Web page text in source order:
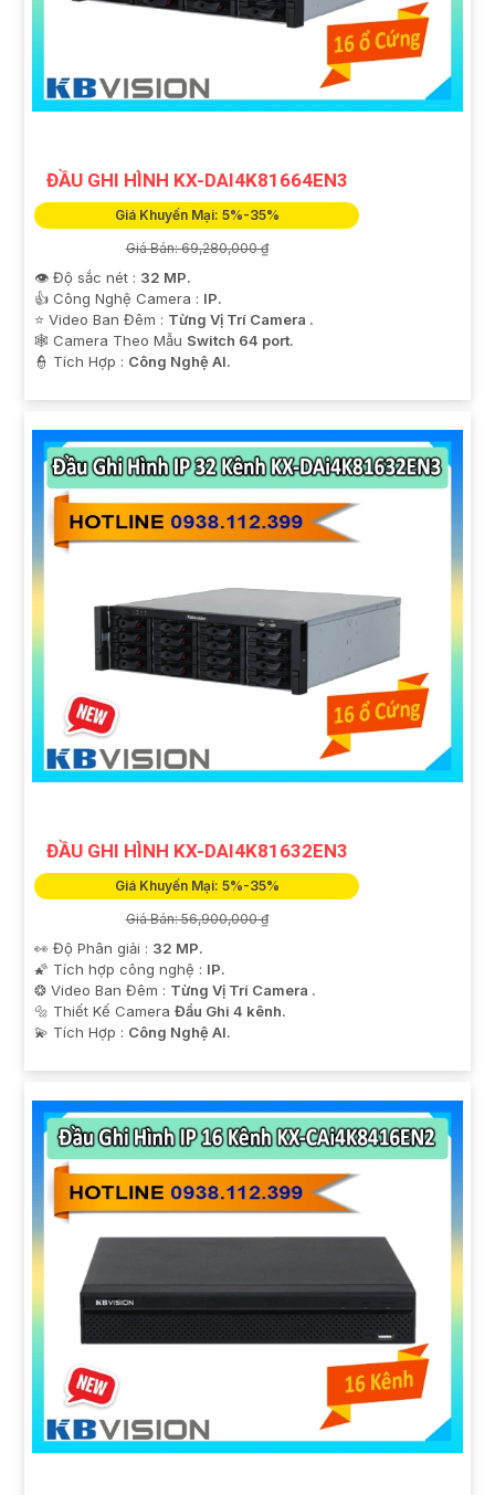
ĐẦU GHI HÌNH KX-DAI4K81664EN3
Giá Khuyến Mại: 5%-35%
Giá Bán: 69,280,000 ₫
👁 Độ sắc nét : 32 MP.
👍 Công Nghệ Camera : IP.
⭐ Video Ban Đêm : Từng Vị Trí Camera .
🕸️ Camera Theo Mẫu Switch 64 port.
️👮 Tích Hợp : Công Nghệ AI.
ĐẦU GHI HÌNH KX-DAI4K81632EN3
Giá Khuyến Mại: 5%-35%
Giá Bán: 56,900,000 ₫
👀 Độ Phân giải : 32 MP.
🌠 Tích hợp công nghệ : IP.
❂ Video Ban Đêm : Từng Vị Trí Camera .
🔩 Thiết Kế Camera Đầu Ghi 4 kênh.
️💫 Tích Hợp : Công Nghệ AI.